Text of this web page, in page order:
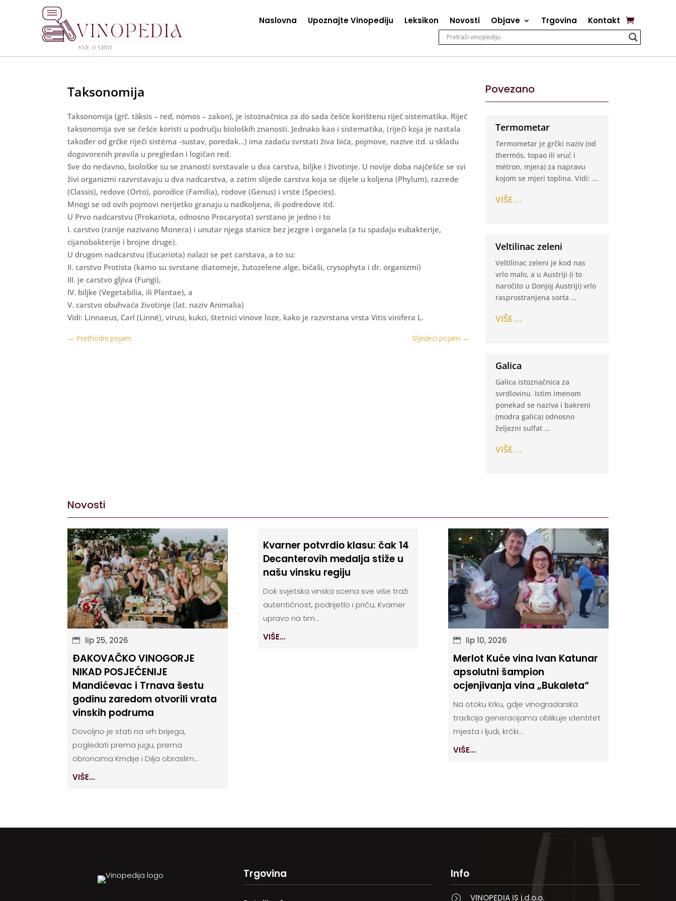
Naslovna Upoznajte Vinopediju Leksikon Novosti Objave Trgovina Kontakt
Taksonomija
Taksonomija (grč. tȁksis – red, nómos – zakon), je istoznačnica za do sada češće korištenu riječ sistematika. Riječ
taksonomija sve se češće koristi u području bioloških znanosti. Jednako kao i sistematika, (riječi koja je nastala
također od grčke riječi sistéma -sustav, poredak…) ima zadaću svrstati živa bića, pojmove, nazive itd. u skladu
dogovorenih pravila u pregledan i logičan red.
Sve do nedavno, biološke su se znanosti svrstavale u dva carstva, biljke i životinje. U novije doba najčešće se svi
živi organizmi razvrstavaju u dva nadcarstva, a zatim slijede carstva koja se dijele u koljena (Phylum), razrede
(Classis), redove (Orto), porodice (Familia), rodove (Genus) i vrste (Species).
Mnogi se od ovih pojmovi nerijetko granaju u nadkoljena, ili podredove itd.
U Prvo nadcarstvu (Prokariota, odnosno Procaryota) svrstano je jedno i to
I. carstvo (ranije nazivano Monera) i unutar njega stanice bez jezgre i organela (a tu spadaju eubakterije,
cijanobakterije i brojne druge).
U drugom nadcarstvu (Eucariota) nalazi se pet carstava, a to su:
II. carstvo Protista (kamo su svrstane diatomeje, žutozelene alge, bičaši, crysophyta i dr. organizmi)
III. je carstvo gljiva (Fungi),
IV. biljke (Vegetabilia, ili Plantae), a
V. carstvo obuhvaća životinje (lat. naziv Animalia)
Vidi: Linnaeus, Carl (Linné), virusi, kukci, štetnici vinove loze, kako je razvrstana vrsta Vitis vinifera L.
← Prethodni pojam Sljedeći pojam →
Povezano
Termometar
Termometar je grčki naziv (od
thermós, topao ili vruć i
métron, mjera) za napravu
kojom se mjeri toplina. Vidi: ...
VIŠE ...
Veltilinac zeleni
Veltilinac zeleni je kod nas
vrlo malo, a u Austriji (i to
naročito u Donjoj Austriji) vrlo
rasprostranjena sorta ...
VIŠE ...
Galica
Galica istoznačnica za
svrdlovinu. Istim imenom
ponekad se naziva i bakreni
(modra galica) odnosno
željezni sulfat ...
VIŠE ...
Novosti
lip 25, 2026
ĐAKOVAČKO VINOGORJE
NIKAD POSJEĆENIJE
Mandićevac i Trnava šestu
godinu zaredom otvorili vrata
vinskih podruma
Dovoljno je stati na vrh brijega,
pogledati prema jugu, prema
obroncima Krndije i Dilja obraslim...
VIŠE...
Kvarner potvrdio klasu: čak 14
Decanterovih medalja stiže u
našu vinsku regiju
Dok svjetska vinska scena sve više traži
autentičnost, podrijetlo i priču, Kvarner
upravo na tim...
VIŠE...
lip 10, 2026
Merlot Kuće vina Ivan Katunar
apsolutni šampion
ocjenjivanja vina „Bukaleta“
Na otoku Krku, gdje vinogradarska
tradicija generacijama oblikuje identitet
mjesta i ljudi, krčki...
VIŠE...
Trgovina Info
= VINOPEDIA IS j.d.o.o.